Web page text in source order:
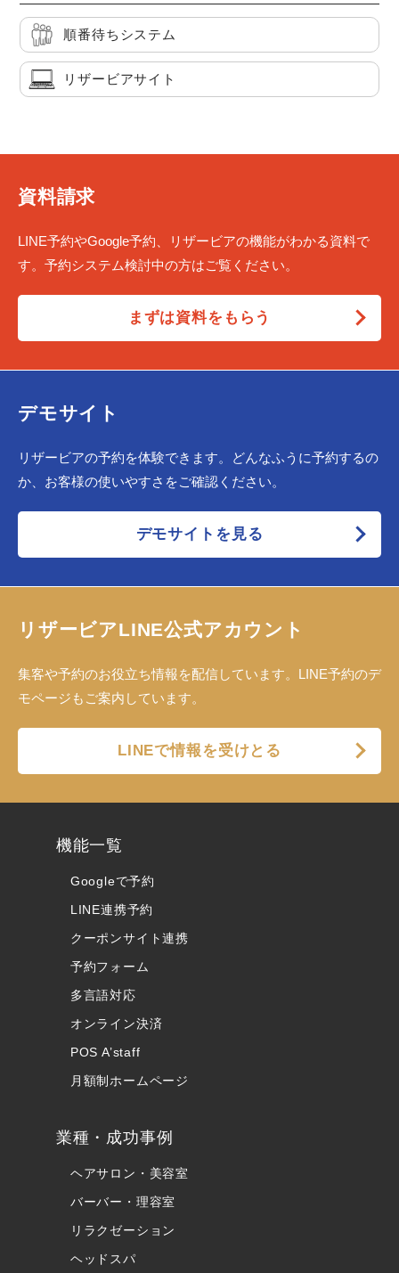
順番待ちシステム
リザービアサイト
資料請求
LINE予約やGoogle予約、リザービアの機能がわかる資料で
す。予約システム検討中の方はご覧ください。
まずは資料をもらう
デモサイト
リザービアの予約を体験できます。どんなふうに予約するの
か、お客様の使いやすさをご確認ください。
デモサイトを見る
リザービアLINE公式アカウント
集客や予約のお役立ち情報を配信しています。LINE予約のデ
モページもご案内しています。
LINEで情報を受けとる
機能一覧
Googleで予約
LINE連携予約
クーポンサイト連携
予約フォーム
多言語対応
オンライン決済
POS A’staff
月額制ホームページ
業種・成功事例
ヘアサロン・美容室
バーバー・理容室
リラクゼーション
ヘッドスパ